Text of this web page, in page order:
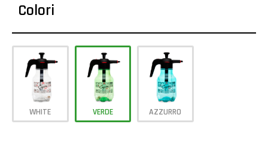
Colori
WHITE VERDE AZZURRO